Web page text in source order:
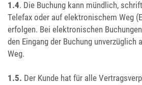
1.4. Die Buchung kann mündlich,
Telefax oder auf elektronischem Weg
erfolgen. Bei elektronischen
den Eingang der Buchung unverzüglich
Weg.
1.5. Der Kunde hat für alle